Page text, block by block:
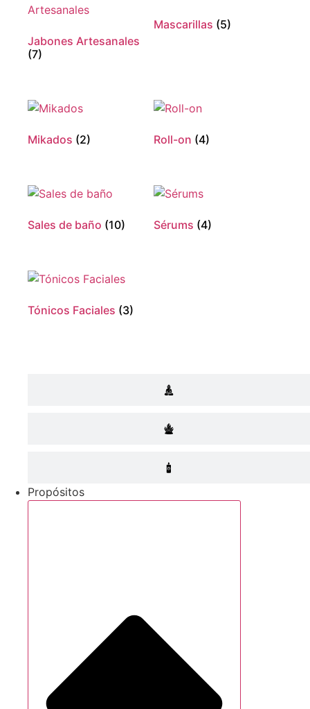
Jabones Artesanales
(7)
Mascarillas (5)
Mikados (2) Roll-on (4)
Sales de baño (10) Sérums (4)
Tónicos Faciales (3)
Propósitos